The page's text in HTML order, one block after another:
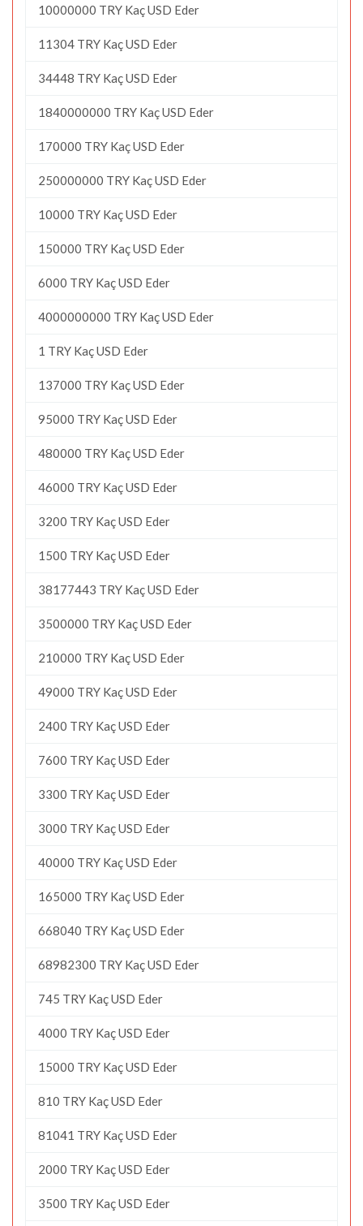
10000000 TRY Kaç USD Eder
11304 TRY Kaç USD Eder
34448 TRY Kaç USD Eder
1840000000 TRY Kaç USD Eder
170000 TRY Kaç USD Eder
250000000 TRY Kaç USD Eder
10000 TRY Kaç USD Eder
150000 TRY Kaç USD Eder
6000 TRY Kaç USD Eder
4000000000 TRY Kaç USD Eder
1 TRY Kaç USD Eder
137000 TRY Kaç USD Eder
95000 TRY Kaç USD Eder
480000 TRY Kaç USD Eder
46000 TRY Kaç USD Eder
3200 TRY Kaç USD Eder
1500 TRY Kaç USD Eder
38177443 TRY Kaç USD Eder
3500000 TRY Kaç USD Eder
210000 TRY Kaç USD Eder
49000 TRY Kaç USD Eder
2400 TRY Kaç USD Eder
7600 TRY Kaç USD Eder
3300 TRY Kaç USD Eder
3000 TRY Kaç USD Eder
40000 TRY Kaç USD Eder
165000 TRY Kaç USD Eder
668040 TRY Kaç USD Eder
68982300 TRY Kaç USD Eder
745 TRY Kaç USD Eder
4000 TRY Kaç USD Eder
15000 TRY Kaç USD Eder
810 TRY Kaç USD Eder
81041 TRY Kaç USD Eder
2000 TRY Kaç USD Eder
3500 TRY Kaç USD Eder